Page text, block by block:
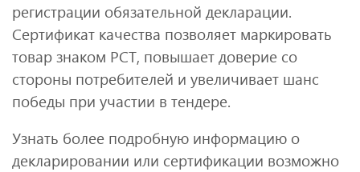
регистрации обязательной декларации.
Сертификат качества позволяет маркировать
товар знаком РСТ, повышает доверие со
стороны потребителей и увеличивает шанс
победы при участии в тендере.
Узнать более подробную информацию о
декларировании или сертификации возможно